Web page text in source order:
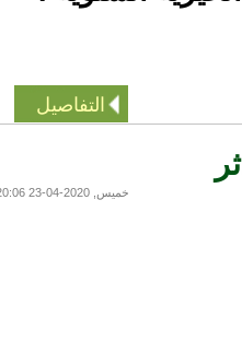
التفاصيل
خميس, 2020-04-23 20:06